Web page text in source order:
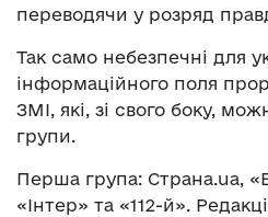
переводячи у розряд
Так само небезпечні для
інформаційного поля
ЗМІ, які, зі свого боку,
групи.
Перша група: Страна.ua,
«Інтер» та «112-й».